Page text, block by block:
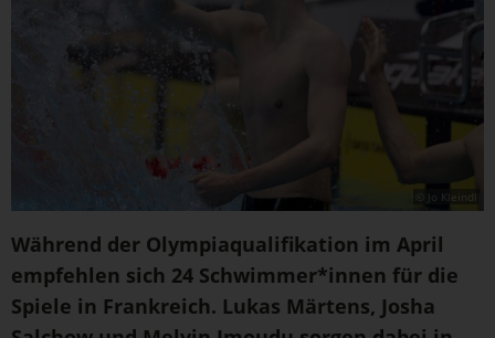
© Jo Kleindl
Während der Olympiaqualifikation im April
empfehlen sich 24 Schwimmer*innen für die
Spiele in Frankreich. Lukas Märtens, Josha